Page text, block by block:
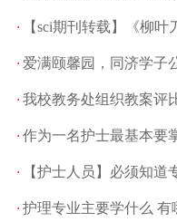
爱满颐馨园，同济学子
我校教务处组织教案评
作为一名护士最基本要
【护士人员】必须知道
护理专业主要学什么 有